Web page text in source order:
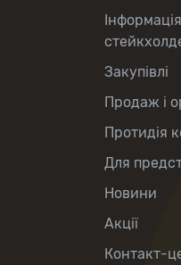
Закупівлі
Продаж і
Протидія
Для
Новини
Акції
Контакт-